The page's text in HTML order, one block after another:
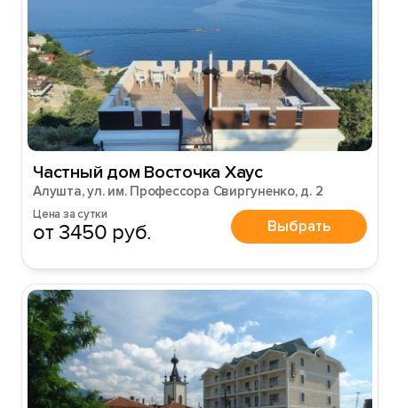
Частный дом Восточка Хаус
Алушта, ул. им. Профессора Свиргуненко, д. 2
Цена за сутки
от 3450 руб. Выбрать